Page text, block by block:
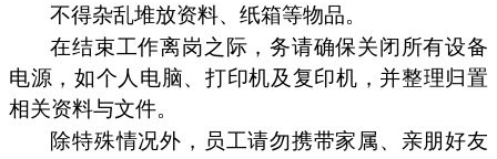
不得杂乱堆放资料、纸箱等物品。
在结束工作离岗之际，务请确保关闭所有设备
电源，如个人电脑、打印机及复印机，并整理归置
相关资料与文件。
除特殊情况外，员工请勿携带家属、亲朋好友